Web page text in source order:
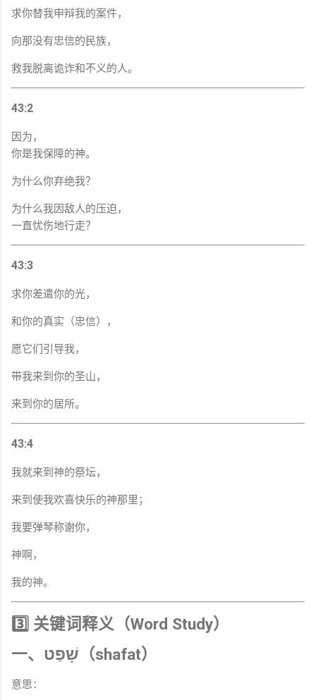
求你替我申辩我的案件，
向那没有忠信的民族，
救我脱离诡诈和不义的人。
43:2
因为，
你是我保障的神。
为什么你弃绝我？
为什么我因敌人的压迫，
一直忧伤地行走？
43:3
求你差遣你的光，
和你的真实（忠信），
愿它们引导我，
带我来到你的圣山，
来到你的居所。
43:4
我就来到神的祭坛，
来到使我欢喜快乐的神那里；
我要弹琴称谢你，
神啊，
我的神。
3️⃣ 关键词释义（Word Study）
一、שָׁפַט（shafat）
意思：